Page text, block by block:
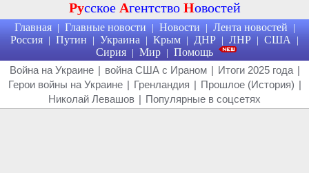
Русское Агентство Новостей
Главная | Главные новости | Новости | Лента новостей |
Россия | Путин | Украина | Крым | ДНР | ЛНР | США |
Сирия | Мир | Помощь
Война на Украине | война США с Ираном | Итоги 2025 года |
Герои войны на Украине | Гренландия | Прошлое (История) |
Николай Левашов | Популярные в соцсетях